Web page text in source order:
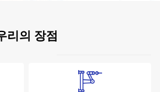
리의 장점